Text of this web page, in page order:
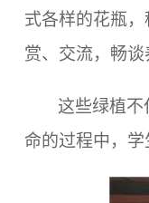
式各样的花瓶
赏、交流，畅
这些绿植
命的过程中，